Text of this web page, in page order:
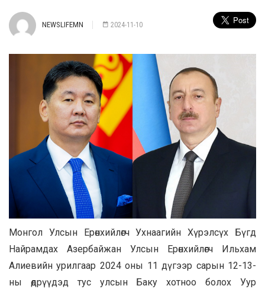
NEWSLIFEMN 2024-11-10
Монгол Улсын Ерөнхийлөгч Ухнаагийн Хүрэлсүх Бүгд
Найрамдах Азербайжан Улсын Ерөнхийлөгч Ильхам
Алиевийн урилгаар 2024 оны 11 дүгээр сарын 12-13-
ны өдрүүдэд тус улсын Баку хотноо болох Уур